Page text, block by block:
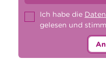
Ich habe die
gelesen und